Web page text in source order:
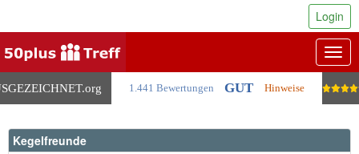
.org 1.441 Bewertungen GUT Hinweise
Login
Kegelfreunde